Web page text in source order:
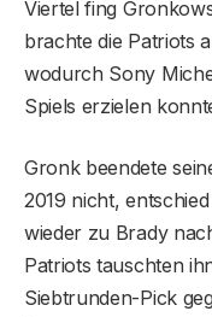
Viertel fing
brachte die Patriots
wodurch Sony
Spiels erzielen
Gronk beendete
2019 nicht,
wieder zu Brady
Patriots tauschten
Siebtrunden-Pick